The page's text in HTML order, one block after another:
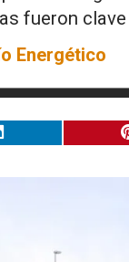
fueron
Energético